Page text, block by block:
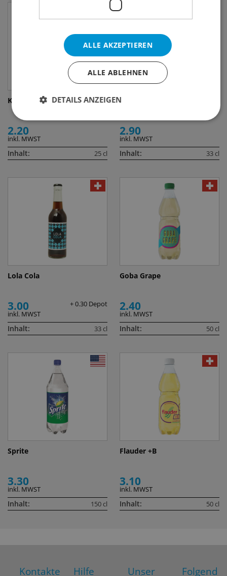
Kids Drink Sponge Bob
2.20
inkl. MWST
Inhalt: 25 cl
Charlie's Organics Lemon
2.90
inkl. MWST
Inhalt: 33 cl
Lola Cola
3.00
+ 0.30 Depot
inkl. MWST
Inhalt: 33 cl
Goba Grape
2.40
inkl. MWST
Inhalt: 50 cl
Sprite
3.30
inkl. MWST
Inhalt: 150 cl
Flauder +B
3.10
inkl. MWST
Inhalt: 50 cl
Kontakte Hilfe Unser Folgend
ALLE AKZEPTIEREN
ALLE ABLEHNEN
DETAILS ANZEIGEN